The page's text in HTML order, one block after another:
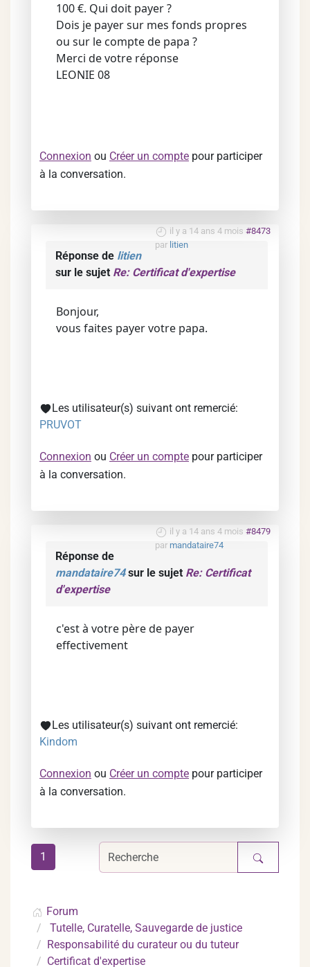
100 €. Qui doit payer ?
Dois je payer sur mes fonds propres
ou sur le compte de papa ?
Merci de votre réponse
LEONIE 08
Connexion ou Créer un compte pour participer
à la conversation.
il y a 14 ans 4 mois #8473
par litien
Réponse de litien
sur le sujet Re: Certificat d'expertise
Bonjour,
vous faites payer votre papa.
Les utilisateur(s) suivant ont remercié:
PRUVOT
Connexion ou Créer un compte pour participer
à la conversation.
il y a 14 ans 4 mois #8479
par mandataire74
Réponse de
mandataire74sur le sujet Re: Certificat
d'expertise
c'est à votre père de payer
effectivement
Les utilisateur(s) suivant ont remercié:
Kindom
Connexion ou Créer un compte pour participer
à la conversation.
1
Forum
Tutelle, Curatelle, Sauvegarde de justice
Responsabilité du curateur ou du tuteur
Certificat d'expertise